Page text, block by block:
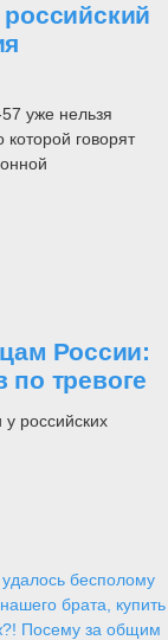
уже нельзя
говорят
России:
по тревоге
российских
бесполому
брата, купить
Посему за общим